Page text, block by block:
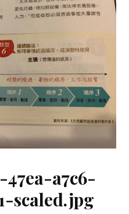
47ea-a7c6-
scaled.jpg